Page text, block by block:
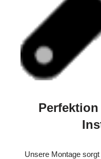
Unsere Montage